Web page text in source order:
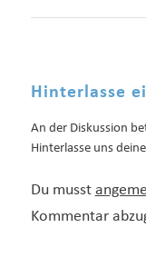
Hinterlasse
An der Diskussion
Hinterlasse uns
Du musst
Kommentar